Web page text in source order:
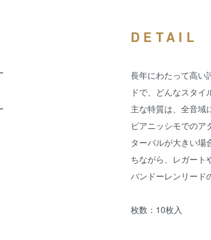
DETAIL
長年にわたって高い
ドで、どんなスタイ
主な特質は、全音域
ピアニッシモでのア
ターバルが大きい場
ちながら、レガート
バンドーレンリード
枚数：10枚入